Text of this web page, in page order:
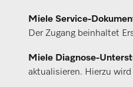
Miele Service-
Der Zugang beinhaltet
Miele Diagnose-
aktualisieren. Hierzu